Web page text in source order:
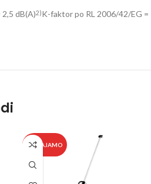
dB(A)2)K-faktor po RL 2006/42/EG =
IZDVAJAMO